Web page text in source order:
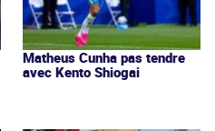
Matheus Cunha pas tendre
avec Kento Shiogai